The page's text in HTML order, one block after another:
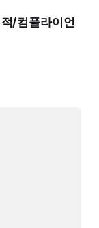
/컴플라이언